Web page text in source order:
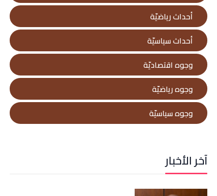
أحداث رياضيّة
أحداث سياسيّة
وجوه اقتصاديّة
وجوه رياضيّة
وجوه سياسيّة
آخر الأخبار